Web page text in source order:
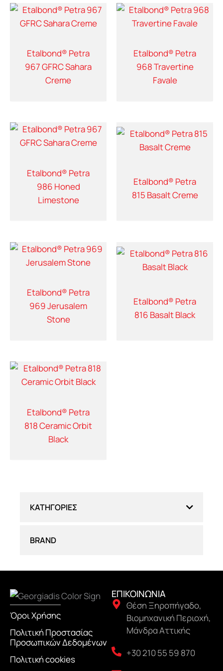
ΚΑΤΗΓΟΡΊΕΣ
BRAND
Etalbond® Petra
967 GFRC Sahara
Creme
Etalbond® Petra
968 Travertine
Favale
Etalbond® Petra
986 Honed
Limestone
Etalbond® Petra
815 Basalt Creme
Etalbond® Petra
969 Jerusalem
Stone
Etalbond® Petra
816 Basalt Black
Etalbond® Petra
818 Ceramic Orbit
Black
Όροι Χρήσης
Πολιτική Προστασίας
Προσωπικών Δεδομένων
Πολιτική cookies
ΕΠΙΚΟΙΝΩΝΙΑ
Θέση Ξηροπήγαδο,
Βιομηχανική Περιοχή,
Μάνδρα Αττικής
+30 210 55 59 870